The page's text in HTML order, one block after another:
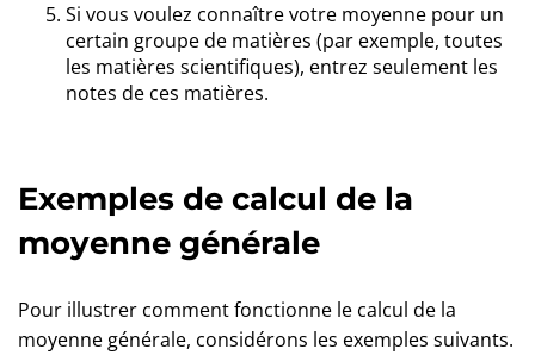
Si vous voulez connaître votre moyenne pour un
certain groupe de matières (par exemple, toutes
les matières scientifiques), entrez seulement les
notes de ces matières.
Exemples de calcul de la
moyenne générale
Pour illustrer comment fonctionne le calcul de la
moyenne générale, considérons les exemples suivants.